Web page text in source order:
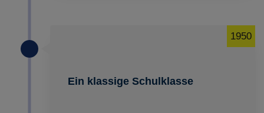
Ein klassige Schulklasse
1950